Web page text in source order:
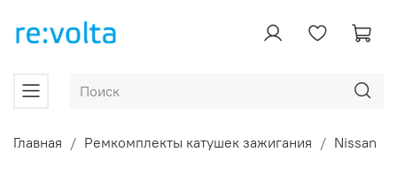
Главная Ремкомплекты катушек зажигания Nissan